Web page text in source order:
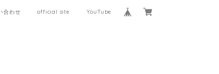
合わせ official site YouTube